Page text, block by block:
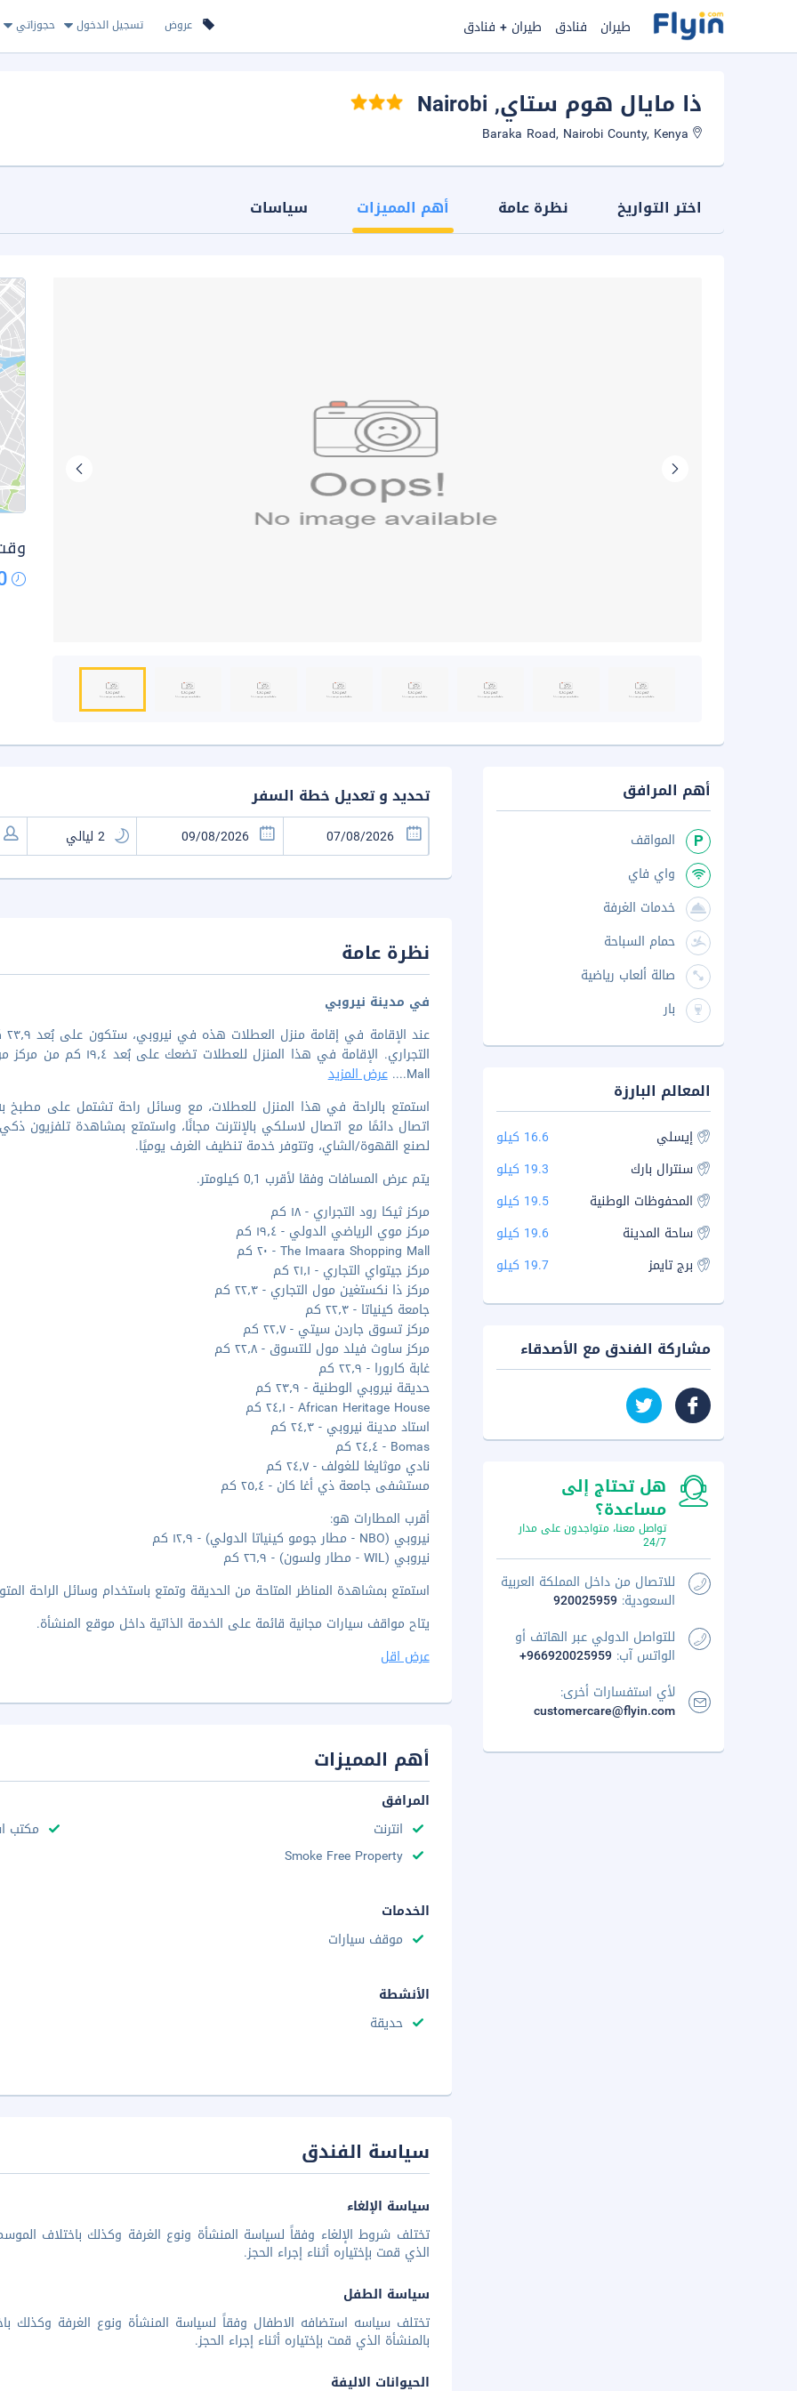
عروض تسجيل الدخول حجوزاتي طيران فنادق طيران + فنادق
ذا مايال هوم ستاي, Nairobi
اختر التواريخ نظرة عامة أهم المميزات سياسات
تحديد و تعديل خطة السفر
نظرة عامة
في مدينة نيروبي
Mall....
عرض المزيد
استمتع بالراحة في هذا المنزل للعطلات، مع وسائل راحة تشتمل على
لصنع القهوة/الشاي، وتتوفر خدمة تنظيف الغرف يوميًا.
يتم عرض المسافات وفقا لأقرب 0,1 كيلومتر.
مركز ثيكا رود التجراري - ١٨ كم
مركز موي الرياضي الدولي - ١٩٫٤ كم
The Imaara Shopping Mall - ٢٠ كم
مركز جيتواي التجاري - ٢١٫١ كم
مركز ذا نكستغين مول التجاري - ٢٢٫٣ كم
جامعة كينياتا - ٢٢٫٣ كم
مركز تسوق جاردن سيتي - ٢٢٫٧ كم
مركز ساوث فيلد مول للتسوق - ٢٢٫٨ كم
غابة كارورا - ٢٢٫٩ كم
حديقة نيروبي الوطنية - ٢٣٫٩ كم
African Heritage House - ٢٤٫١ كم
استاد مدينة نيروبي - ٢٤٫٣ كم
Bomas - ٢٤٫٤ كم
نادي موثايغا للغولف - ٢٤٫٧ كم
مستشفى جامعة ذي أغا كان - ٢٥٫٤ كم
أقرب المطارات هو:
نيروبي (NBO - مطار جومو كينياتا الدولي) - ١٢٫٩ كم
نيروبي (WIL - مطار ولسون) - ٢٦٫٩ كم
استمتع بمشاهدة المناظر المتاحة من الحديقة وتمتع باستخدام وسائل الراحة
يتاح مواقف سيارات مجانية قائمة على الخدمة الذاتية داخل موقع المنشأة.
عرض اقل
أهم المميزات
المرافق
انترنت
مكتب
Smoke Free Property
الخدمات
موقف سيارات
الأنشطة
حديقة
سياسة الفندق
سياسة الإلغاء
تختلف شروط الإلغاء وفقاً لسياسة المنشأة ونوع الغرفة وكذلك باختلاف
الذي قمت بإختياره أثناء إجراء الحجز.
سياسة الطفل
تختلف سياسه استضافه الاطفال وفقاً لسياسة المنشأة ونوع الغرفة وكذلك
بالمنشأة الذي قمت بإختياره أثناء إجراء الحجز.
الحيوانات الاليفة
أهم المرافق
المواقف
واي فاي
خدمات الغرفة
حمام السباحة
صالة ألعاب رياضية
بار
المعالم البارزة
إيسلي
16.6 كيلو
سنترال بارك
19.3 كيلو
المحفوظات الوطنية
19.5 كيلو
ساحة المدينة
19.6 كيلو
برج تايمز
19.7 كيلو
مشاركة الفندق مع الأصدقاء
هل تحتاج إلى
مساعدة؟
تواصل معنا، متواجدون على مدار
24/7
للاتصال من داخل المملكة العربية
السعودية: 920025959
للتواصل الدولي عبر الهاتف أو
الواتس آب: +966920025959
لأي استفسارات أخرى:
customercare@flyin.com